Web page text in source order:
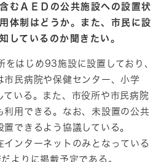
むＡＥＤの公共施設への設置状
体制はどうか。また、市民に設
しているのか聞きたい。
をはじめ93施設に設置しており、
市民病院や保健センター、小学
ている。また、市役所や市民病院
利用できる。なお、未設置の公共
できるよう協議している。
ンターネットのみとなっている
よりに掲載予定である。